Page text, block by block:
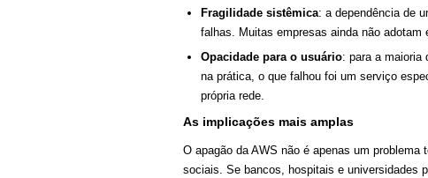
Fragilidade sistêmica: a dependência de
falhas. Muitas empresas ainda não adotam
Opacidade para o usuário: para a maioria
na prática, o que falhou foi um serviço
própria rede.
As implicações mais amplas
O apagão da AWS não é apenas um
sociais. Se bancos, hospitais e universidades